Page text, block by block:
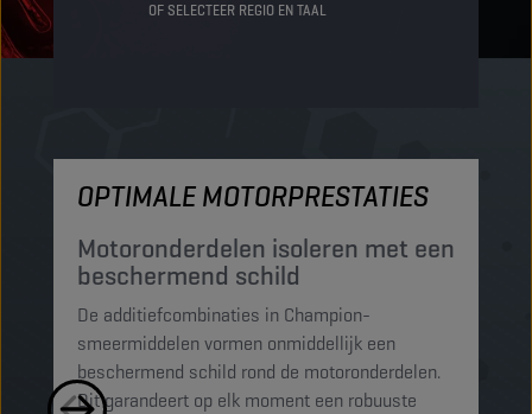
OF SELECTEER REGIO EN TAAL
OPTIMALE MOTORPRESTATIES
Motoronderdelen isoleren met een
beschermend schild
De additiefcombinaties in Champion-
smeermiddelen vormen onmiddellijk een
beschermend schild rond de motoronderdelen.
Dit garandeert op elk moment een robuuste